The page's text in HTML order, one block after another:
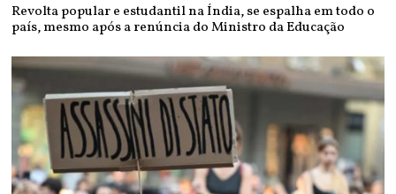
Revolta popular e estudantil na Índia, se espalha em todo o
país, mesmo após a renúncia do Ministro da Educação